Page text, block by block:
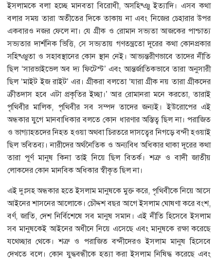
ইসলামকে বলা হচ্ছে মানবতা বিরোধী, অসহিষ্ঞু ইত্যাদি। এসব কথা
বলার সময় তারা অতীতের দিকে তাকায় না এবং নিজের চেহারার উপর
একবারও নজর ফেলে না। যে গ্রীক ও রোমান সভ্যতা আজকের পাশ্চাত্য
সভ্যতার দার্শনিক ভিত্তি, সে সভ্যতায় গণতন্ত্রতো দূরের কথা কোনপ্রকার
সহিষ্ঞুতা ও সহাবস্থানের কোন স্থান নেই। আভ্যন্তরীণভাবে তাদের নীতি
ছিল ‘সারভাইভেল অব দ্য ফিটেস্ট’ এবং আন্তর্জাতিকভাবে তারা অনুসারী
ছিল ‘মাইট ইজ রাইট’ এর। গ্রীকরা বলতো ‘যারা গ্রীক নয় তারা গ্রীকদের
ক্রীতদাস হবে এটা প্রকৃতির ইচ্ছা।’ আর রোমানরা মনে করতো, তারাই
পৃথিবীর মালিক, পৃথিবীর সব সম্পদ তাদের জন্যই। ইউরোপের এই
অন্ধকার যুগে মানবাধিকার বলতে কোন ধারণার অস্তিত্ব ছিল না। পরাজিত
ও ভাগ্যাহতদের নিহত হওয়া অথবা চিরতরে দাসত্বের নিগড়ে বন্দী হওয়াই
ছিল ভবিতব্য। নারীদের অর্থনৈতিক ও অন্যবিধ অধিকার থাকা দূরের কথা
তারা পূর্ণ মানুষ কিনা তাই নিয়ে ছিল বিতর্ক। শত্রু ও বাদী জাতীয়
লোকদের কোন মানবিক অধিকার স্বীকৃত ছিল না।
এই দুঃসহ অন্ধকার হতে ইসলাম মানুষকে মুক্ত করে, পৃথিবীকে নিয়ে আসে
আইনের শাসনের আলোকে। চৌদ্দশ বছর আগে ইসলাম ঘোষণা করে বংশ,
বর্ণ, জাতি, দেশ নির্বিশেষে সব মানুষ সমান। এই নীতি হিসেবে ইসলাম
সব মানুষকেই আইনের অধীনে নিয়ে এসেছে এবং মানুষকে রক্ষা করেছে
যথেচ্ছার থেকে। শত্রু ও পরাজিত বন্দীদেরও ইসলাম মানুষ হিসেবে
দেখতে বলে। কোন যুদ্ধবন্ধীকে হত্যা করা ইসলাম নিষিদ্ধ করেছে এবং